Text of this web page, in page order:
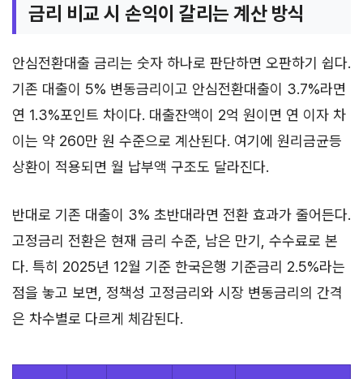
금리 비교 시 손익이 갈리는 계산 방식
안심전환대출 금리는 숫자 하나로 판단하면 오판하기 쉽다.
기존 대출이 5% 변동금리이고 안심전환대출이 3.7%라면
연 1.3%포인트 차이다. 대출잔액이 2억 원이면 연 이자 차
이는 약 260만 원 수준으로 계산된다. 여기에 원리금균등
상환이 적용되면 월 납부액 구조도 달라진다.
반대로 기존 대출이 3% 초반대라면 전환 효과가 줄어든다.
고정금리 전환은 현재 금리 수준, 남은 만기, 수수료로 본
다. 특히 2025년 12월 기준 한국은행 기준금리 2.5%라는
점을 놓고 보면, 정책성 고정금리와 시장 변동금리의 간격
은 차수별로 다르게 체감된다.